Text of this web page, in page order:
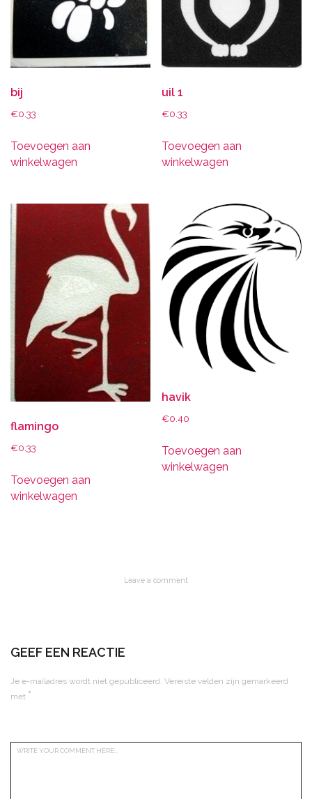
bij
€0.33
Toevoegen aan
winkelwagen
uil 1
€0.33
Toevoegen aan
winkelwagen
flamingo
€0.33
Toevoegen aan
winkelwagen
havik
€0.40
Toevoegen aan
winkelwagen
Leave a comment
GEEF EEN REACTIE
Je e-mailadres wordt niet gepubliceerd. Vereiste velden zijn gemarkeerd
met *